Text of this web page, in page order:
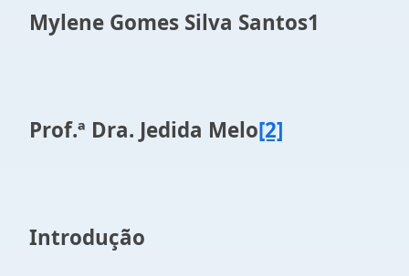
Mylene Gomes Silva Santos1
Prof.ª Dra. Jedida Melo[2]
Introdução